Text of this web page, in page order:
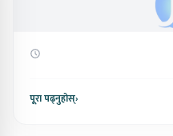
पूरा पढ्नुहोस्›